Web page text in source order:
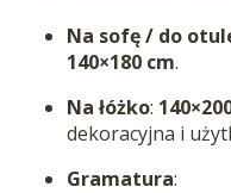
Na sofę / do
140×180 cm.
Na łóżko:
dekoracyjna i
Gramatura: